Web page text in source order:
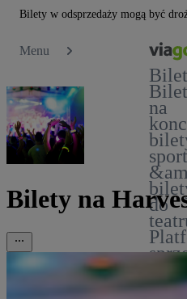
Bilety w odsprzedaży mogą być
Menu
na
do
Bilety na